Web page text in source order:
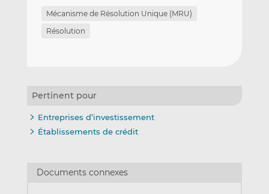
Mécanisme de Résolution Unique (MRU)
Résolution
Pertinent pour
Entreprises d’investissement
Établissements de crédit
Documents connexes